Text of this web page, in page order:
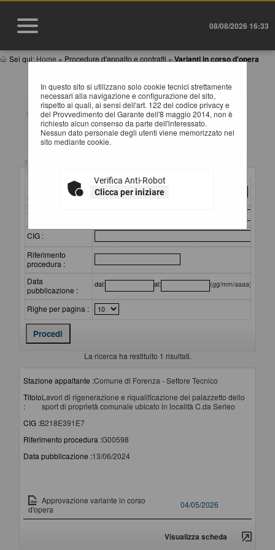
08/08/2026 16:33
Sei qui: Home » Procedure d'appalto e contratti » Varianti in corso d'opera
In questo sito si utilizzano solo cookie tecnici strettamente
necessari alla navigazione e configurazione del sito,
rispetto ai quali, ai sensi dell'art. 122 del codice privacy e
del Provvedimento del Garante dell'8 maggio 2014, non è
richiesto alcun consenso da parte dell'interessato.
Nessun dato personale degli utenti viene memorizzato nel
sito mediante cookie.
Verifica Anti-Robot
Clicca per iniziare
VARIANTI IN CORSO D'OPERA
All'interno di questa sezione è possibile consultare i
documenti relativi alle varianti in corso d'opera, ai sensi
del Comunicato del Presidente ANAC del 30/01/2025.
In corrispondenza della descrizione degli allegati è
"Visualizza Scheda".
Stazione
appaltante :
Titolo :
CIG :
Riferimento
procedura :
Data
pubblicazione :
dal: al: (gg/mm/aaaa)
Righe per pagina :
La ricerca ha restituito 1 risultati.
Stazione appaltante :Comune di Forenza - Settore Tecnico
Titolo
:
Lavori di rigenerazione e riqualificazione del palazzetto dello
sport di proprietà comunale ubicato in località C.da Serleo
CIG :B218E391E7
Riferimento procedura :G00598
Data pubblicazione :13/06/2024
Approvazione variante in corso
d'opera
04/05/2026
Visualizza scheda